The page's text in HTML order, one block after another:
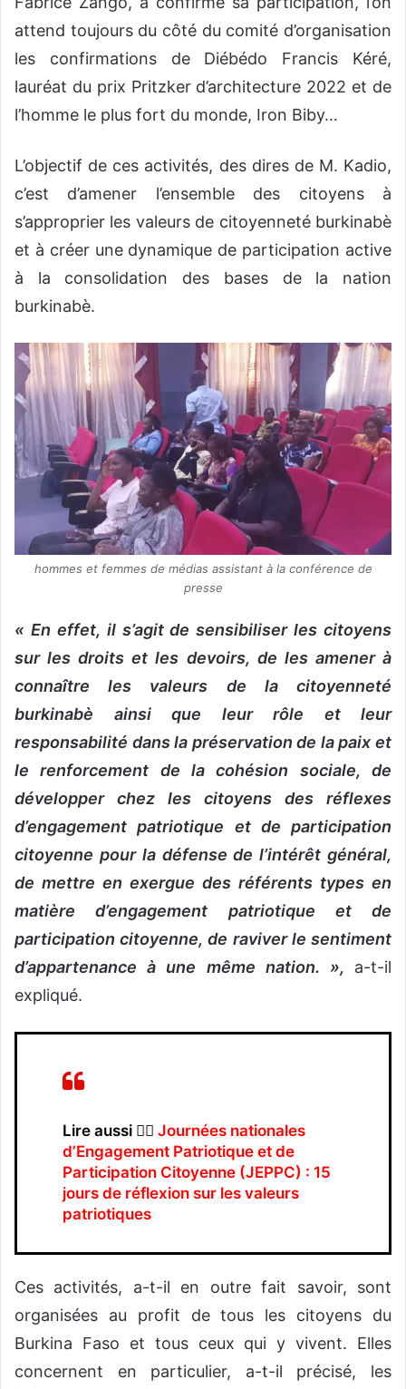
attend toujours du côté du comité d’organisation
les confirmations de Diébédo Francis Kéré,
lauréat du prix Pritzker d’architecture 2022 et de
l’homme le plus fort du monde, Iron Biby…
L’objectif de ces activités, des dires de M. Kadio,
c’est d’amener l’ensemble des citoyens à
s’approprier les valeurs de citoyenneté burkinabè
et à créer une dynamique de participation active
à la consolidation des bases de la nation
burkinabè.
hommes et femmes de médias assistant à la conférence de
presse
« En effet, il s’agit de sensibiliser les citoyens
sur les droits et les devoirs, de les amener à
connaître les valeurs de la citoyenneté
burkinabè ainsi que leur rôle et leur
responsabilité dans la préservation de la paix et
le renforcement de la cohésion sociale, de
développer chez les citoyens des réflexes
d’engagement patriotique et de participation
citoyenne pour la défense de l’intérêt général,
de mettre en exergue des référents types en
matière d’engagement patriotique et de
participation citoyenne, de raviver le sentiment
d’appartenance à une même nation. », a-t-il
expliqué.
Lire aussi 👉🏿 Journées nationales
d’Engagement Patriotique et de
Participation Citoyenne (JEPPC) : 15
jours de réflexion sur les valeurs
patriotiques
Ces activités, a-t-il en outre fait savoir, sont
organisées au profit de tous les citoyens du
Burkina Faso et tous ceux qui y vivent. Elles
concernent en particulier, a-t-il précisé, les